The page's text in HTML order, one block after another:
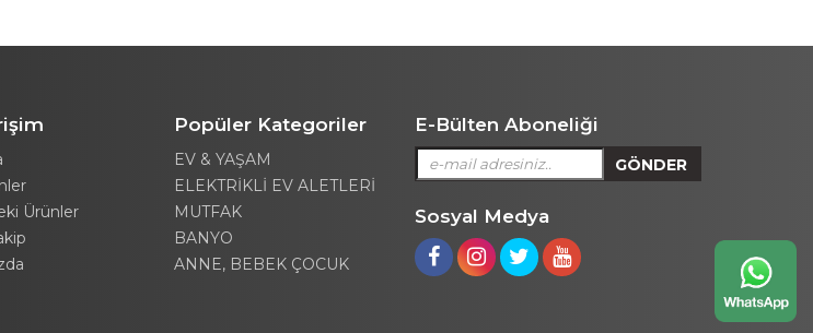
Ürünler
Popüler Kategoriler
EV & YAŞAM
ELEKTRİKLİ EV ALETLERİ
MUTFAK
BANYO
ANNE, BEBEK ÇOCUK
E-Bülten Aboneliği
Sosyal Medya